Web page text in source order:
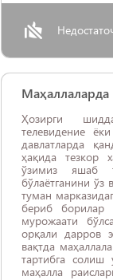
Ҳозирги
телевидение
давлатларда
ҳақида тезкор
ўзимиз яшаб
бўлаётганини
туман
бериб борилар
мурожаати
орқали дарров
вақтда
тартибга солиш
маҳалла